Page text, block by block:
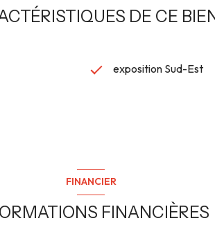
DE CE
exposition Sud-Est
FINANCIER
FINANCIÈRES